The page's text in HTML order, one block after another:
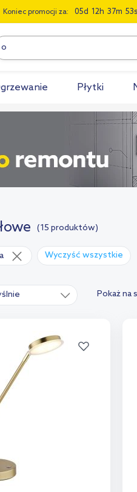
Koniec promocji za: 05 12 37 52
Płytki
(15 produktów)
Wyczyść wszystkie
Pokaż na